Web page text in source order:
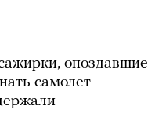
опоздавшие
самолет